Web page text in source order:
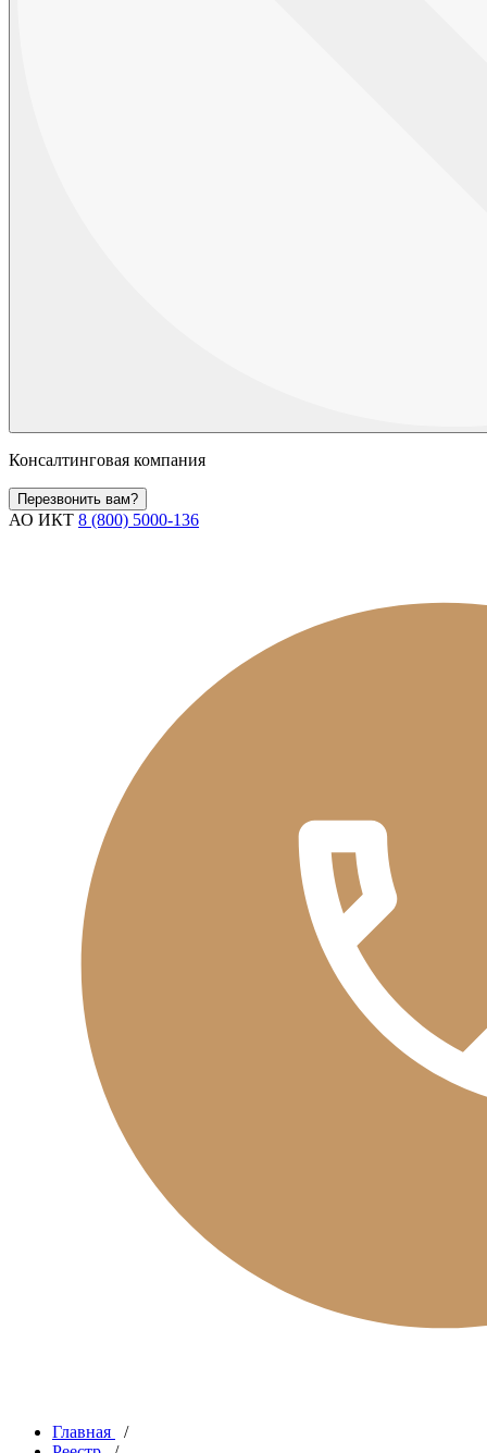
Консалтинговая компания
Перезвонить вам?
АО ИКТ 8 (800) 5000-136
Главная
/